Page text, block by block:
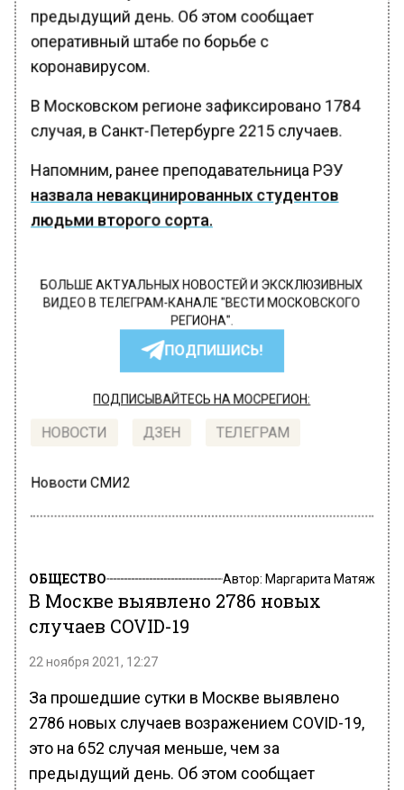
предыдущий день. Об этом сообщает
оперативный штабе по борьбе с
коронавирусом.
В Московском регионе зафиксировано 1784
случая, в Санкт-Петербурге 2215 случаев.
Напомним, ранее преподавательница РЭУ
назвала невакцинированных студентов
людьми второго сорта.
БОЛЬШЕ АКТУАЛЬНЫХ НОВОСТЕЙ И ЭКСКЛЮЗИВНЫХ
ВИДЕО В ТЕЛЕГРАМ-КАНАЛЕ "ВЕСТИ МОСКОВСКОГО
РЕГИОНА".
ПОДПИШИСЬ!
ПОДПИСЫВАЙТЕСЬ НА МОСРЕГИОН:
НОВОСТИ ДЗЕН ТЕЛЕГРАМ
Новости СМИ2
ОБЩЕСТВО Автор: Маргарита Матяж
В Москве выявлено 2786 новых
случаев COVID-19
22 ноября 2021, 12:27
За прошедшие сутки в Москве выявлено
2786 новых случаев возражением COVID-19,
это на 652 случая меньше, чем за
предыдущий день. Об этом сообщает